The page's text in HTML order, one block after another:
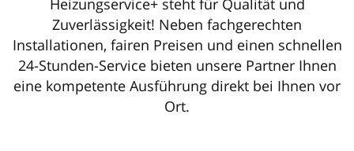
Zuverlässigkeit! Neben fachgerechten
Installationen, fairen Preisen und einen schnellen
24-Stunden-Service bieten unsere Partner Ihnen
eine kompetente Ausführung direkt bei Ihnen vor
Ort.